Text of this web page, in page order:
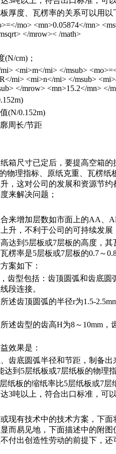
厚度、瓦楞率的关系可以用以
mo> <mn>0.05874</mn>
</mrow>< /math>
cm)；
<mi>m</mi> </msub>
mi> <mi>n</mi> </msub>
</mrow> <mn>15.2</mn> </
(N/0.152m)
周长/节距
箱尺寸已定后，要提高空箱
物理指标、原纸克重、瓦楞纸
，这对公司的发展和资源节
来解决问题；
来增加层数如市面上的AA、
升，不利于公司的可持续发展
达到5层板或7层板的高度，
楞率是5层板或7层板的0.7～0.8
案如下：
齿型包括：齿顶圆弧和齿底圆
段连接。
述齿顶圆弧的半径r为1.5-
述齿型的齿高H为8～10mm，
效果是：
齿底圆弧半径和节距，制备出
到5层纸板或7层纸板的物理指
纸板的缩纸率比5层纸板或7
3吨以上，符合出口标准，可
现有技术中的技术方案，下
而易见地，下面描述中的附
付出创造性劳动的前提下，